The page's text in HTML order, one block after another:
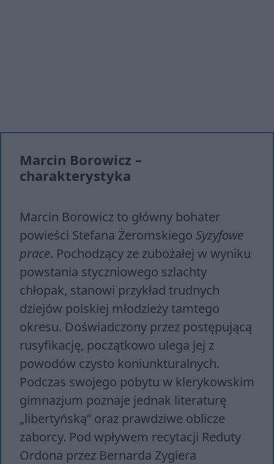
Marcin Borowicz –
charakterystyka
Marcin Borowicz to główny bohater
powieści Stefana Żeromskiego Syzyfowe
prace. Pochodzący ze zubożałej w wyniku
powstania styczniowego szlachty
chłopak, stanowi przykład trudnych
dziejów polskiej młodzieży tamtego
okresu. Doświadczony przez postępującą
rusyfikację, początkowo ulega jej z
powodów czysto koniunkturalnych.
Podczas swojego pobytu w klerykowskim
gimnazjum poznaje jednak literaturę
„libertyńską” oraz prawdziwe oblicze
zaborcy. Pod wpływem recytacji Reduty
Ordona przez Bernarda Zygiera